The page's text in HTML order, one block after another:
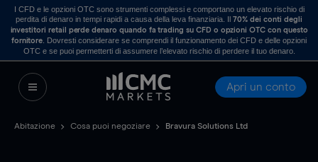
I CFD e le opzioni OTC sono strumenti complessi e comportano un elevato rischio di
perdita di denaro in tempi rapidi a causa della leva finanziaria. Il70% dei conti degli
investitori retail perde denaro quando fa trading su CFD o opzioni OTC con questo
fornitore . Dovresti considerare se comprendi il funzionamento dei CFD e delle opzioni
OTC e se puoi permetterti di assumere l’elevato rischio di perdere il tuo denaro.
Apri un conto
Abitazione Cosa puoi negoziare Bravura Solutions Ltd